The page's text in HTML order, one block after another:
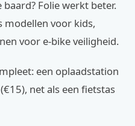
Folie werkt beter.
modellen voor kids,
voor e-bike veiligheid.
een oplaadstation
net als een fietstas